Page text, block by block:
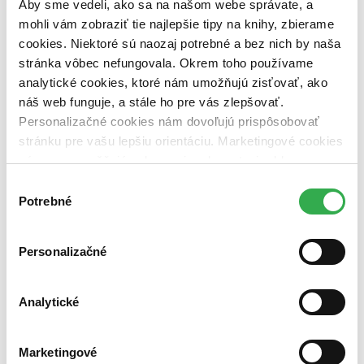
Aby sme vedeli, ako sa na našom webe správate, a
mohli vám zobraziť tie najlepšie tipy na knihy, zbierame
cookies. Niektoré sú naozaj potrebné a bez nich by naša
stránka vôbec nefungovala. Okrem toho používame
analytické cookies, ktoré nám umožňujú zisťovať, ako
náš web funguje, a stále ho pre vás zlepšovať.
Personalizačné cookies nám dovoľujú prispôsobovať
stránku pre vašu lepšiu orientáciu. Marketingové cookies
nám zas umožňujú zobrazenie relevantnej reklamy.
nám pomohlo, keby sme mohli používať všetky tieto
súhlasu
Potrebné
Personalizačné
Analytické
Marketingové
Chcete poradiť knihu?
Náš pomocník Sherlock vám ju s radosťou vypátra!
Knihomoľský pomocník
15. diel sérieÚplné znenia zákonov 2015